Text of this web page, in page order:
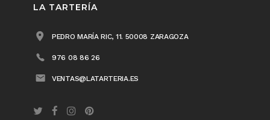
LA TARTERÍA
PEDRO MARÍA RIC, 11. 50008 ZARAGOZA
976 08 86 26
VENTAS@LATARTERIA.ES